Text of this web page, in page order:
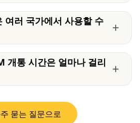
러 국가에서 사용할 수
+
개통 시간은 얼마나 걸리
+
묻는 질문으로